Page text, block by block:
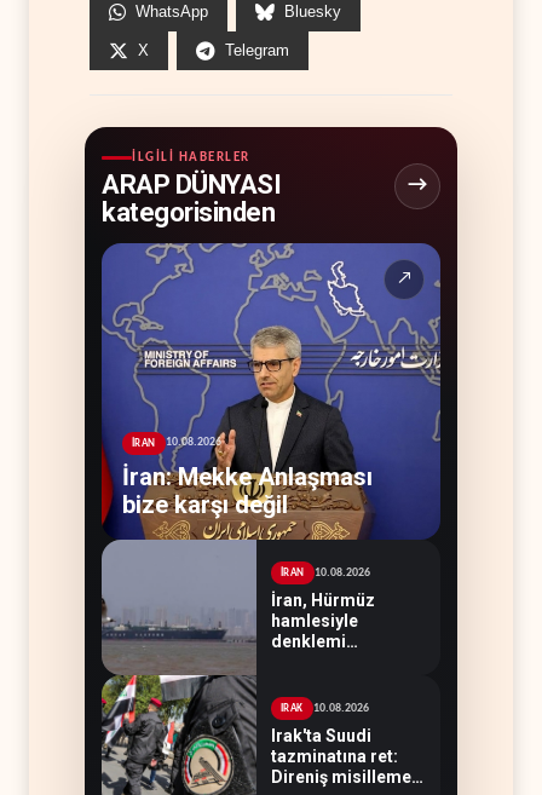
WhatsApp Bluesky
X Telegram
İLGILI HABERLER
ARAP DÜNYASI
kategorisinden
↗
İRAN 10.08.2026
İran: Mekke Anlaşması
bize karşı değil
İRAN 10.08.2026
İran, Hürmüz
hamlesiyle
denklemi
IRAK 10.08.2026
Irak'ta Suudi
tazminatına ret:
Direniş misilleme